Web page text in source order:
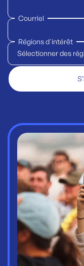
Courriel
Régions d'intérêt
Sélectionner des